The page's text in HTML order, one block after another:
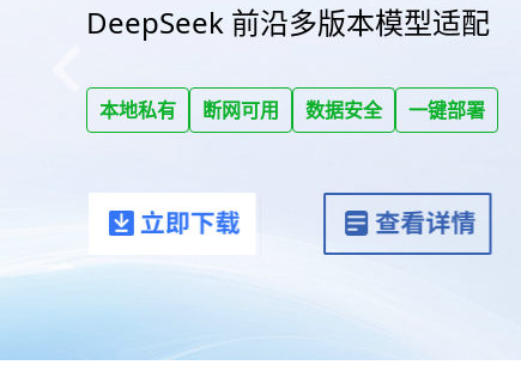
DeepSeek 前沿多版本模型适配
本地私有 断网可用 数据安全 一键部署